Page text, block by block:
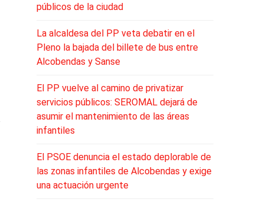
públicos de la ciudad
La alcaldesa del PP veta debatir en el
Pleno la bajada del billete de bus entre
Alcobendas y Sanse
El PP vuelve al camino de privatizar
servicios públicos: SEROMAL dejará de
asumir el mantenimiento de las áreas
infantiles
El PSOE denuncia el estado deplorable de
las zonas infantiles de Alcobendas y exige
una actuación urgente